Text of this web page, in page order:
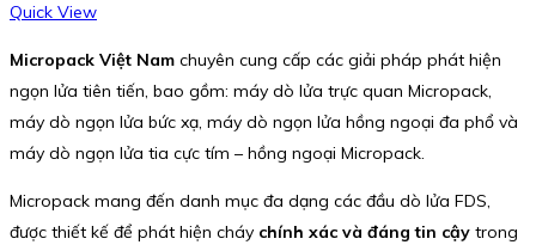
Quick View
Micropack Việt Nam chuyên cung cấp các giải pháp phát hiện
ngọn lửa tiên tiến, bao gồm: máy dò lửa trực quan Micropack,
máy dò ngọn lửa bức xạ, máy dò ngọn lửa hồng ngoại đa phổ và
máy dò ngọn lửa tia cực tím – hồng ngoại Micropack.
Micropack mang đến danh mục đa dạng các đầu dò lửa FDS,
được thiết kế để phát hiện cháy chính xác và đáng tin cậy trong